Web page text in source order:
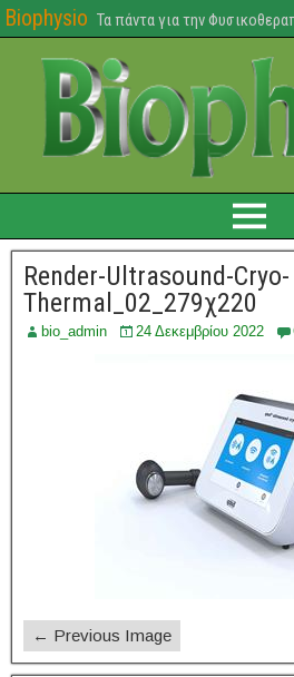
Biophysio Τα πάντα για την
Render-Ultrasound-Cryo-
Thermal_02_279χ220
bio_admin 24 Δεκεμβρίου 2022
← Previous Image